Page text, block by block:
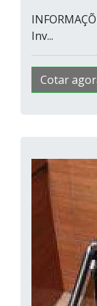
Inv...
Cotar